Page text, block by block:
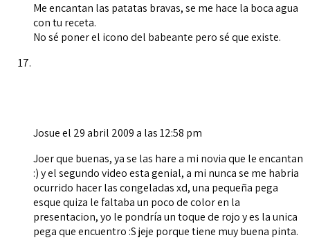
Me encantan las patatas bravas, se me hace la boca agua
con tu receta.
No sé poner el icono del babeante pero sé que existe.
Josueel 29 abril 2009 a las 12:58 pm
Joer que buenas, ya se las hare a mi novia que le encantan
:) y el segundo video esta genial, a mi nunca se me habria
ocurrido hacer las congeladas xd, una pequeña pega
esque quiza le faltaba un poco de color en la
presentacion, yo le pondría un toque de rojo y es la unica
pega que encuentro :S jeje porque tiene muy buena pinta.